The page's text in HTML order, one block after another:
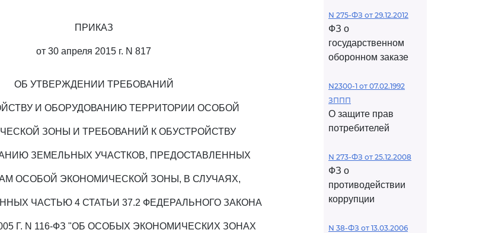
ПРИКАЗ
от 30 апреля 2015 г. N 817
ОБ УТВЕРЖДЕНИИ ТРЕБОВАНИЙ
И ОБОРУДОВАНИЮ ТЕРРИТОРИИ ОСОБОЙ
ЗОНЫ И ТРЕБОВАНИЙ К ОБУСТРОЙСТВУ
ЗЕМЕЛЬНЫХ УЧАСТКОВ, ПРЕДОСТАВЛЕННЫХ
ОСОБОЙ ЭКОНОМИЧЕСКОЙ ЗОНЫ, В СЛУЧАЯХ,
ЧАСТЬЮ 4 СТАТЬИ 37.2 ФЕДЕРАЛЬНОГО ЗАКОНА
Г. N 116-ФЗ "ОБ ОСОБЫХ ЭКОНОМИЧЕСКИХ ЗОНАХ
N 275-ФЗ от 29.12.2012
ФЗ о
государственном
оборонном заказе
N2300-1 от 07.02.1992
ЗППП
О защите прав
потребителей
N 273-ФЗ от 25.12.2008
ФЗ о
противодействии
коррупции
N 38-ФЗ от 13.03.2006